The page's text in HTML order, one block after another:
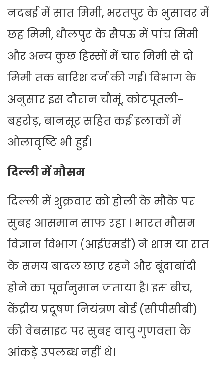
नदबई में सात मिमी, भरतपुर के भुसावर में
छह मिमी, धौलपुर के सैपऊ में पांच मिमी
और अन्य कुछ हिस्सों में चार मिमी से दो
मिमी तक बारिश दर्ज की गई। विभाग के
अनुसार इस दौरान चौमूं, कोटपूतली-
बहरोड़, बानसूर सहित कई इलाकों में
ओलावृष्टि भी हुई।
दिल्ली में मौसम
दिल्ली में शुक्रवार को होली के मौके पर
सुबह आसमान साफ रहा । भारत मौसम
विज्ञान विभाग (आईएमडी) ने शाम या रात
के समय बादल छाए रहने और बूंदाबांदी
होने का पूर्वानुमान जताया है। इस बीच,
केंद्रीय प्रदूषण नियंत्रण बोर्ड (सीपीसीबी)
की वेबसाइट पर सुबह वायु गुणवत्ता के
आंकड़े उपलब्ध नहीं थे।